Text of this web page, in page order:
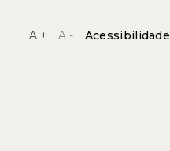
A + A - Acessibilidade